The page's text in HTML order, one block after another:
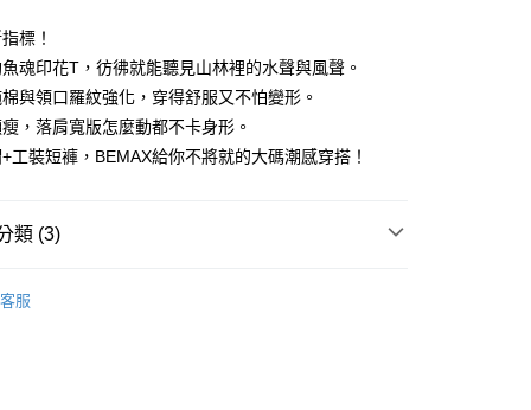
付
先享後付」】
付是「在收到商品之後才付款」的支付方式。 讓您購物簡單
需註冊會員、不需綁卡、不需儲值。
要手機號碼，簡訊認證，即可結帳。
享後付」結帳流程】
式選擇「AFTEE先享後付」後，將跳轉至「AFTEE先享後
數日內，您將收到繳費通知簡訊。
通知簡訊後14天內，點擊此簡訊中的連結，可透過四大超商
標！
魂印花T，彷彿就能聽見山林裡的水聲與風聲。
與領口羅紋強化，穿得舒服又不怕變形。
，落肩寬版怎麼動都不卡身形。
工裝短褲，BEMAX給你不將就的大碼潮感穿搭！
類 (3)
客服